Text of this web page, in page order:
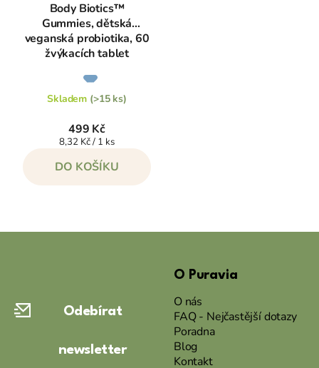
Body Biotics™
Gummies, dětská
veganská probiotika, 60
žvýkacích tablet
Průměrné
hodnocení
je
5,0
5
hvězdiček.
Skladem (>15 ks)
499 Kč
Měrná
8,32 Kč / 1 ks
DO KOŠÍKU
Odebírat
newsletter
O Puravia
O nás
FAQ - Nejčastější dotazy
Poradna
Blog
Kontakt